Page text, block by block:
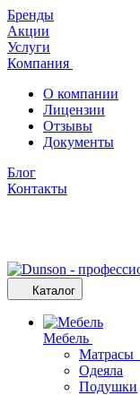
Бренды
Акции
Услуги
Компания
О компании
Лицензии
Отзывы
Документы
Блог
Контакты
Каталог
Мебель
Матрасы
Одеяла
Подушки